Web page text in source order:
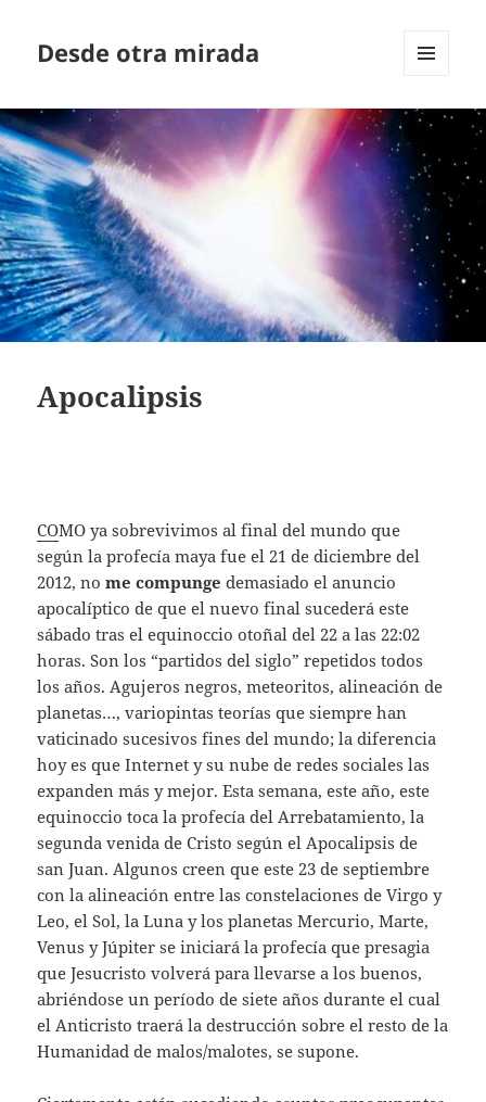
Desde otra mirada
WIDGETS
Apocalipsis
COMO ya sobrevivimos al final del mundo que
según la profecía maya fue el 21 de diciembre del
2012, nome compunge demasiado el anuncio
apocalíptico de que el nuevo final sucederá este
sábado tras el equinoccio otoñal del 22 a las 22:02
horas. Son los “partidos del siglo” repetidos todos
los años. Agujeros negros, meteoritos, alineación de
planetas…, variopintas teorías que siempre han
vaticinado sucesivos fines del mundo; la diferencia
hoy es que Internet y su nube de redes sociales las
expanden más y mejor. Esta semana, este año, este
equinoccio toca la profecía del Arrebatamiento, la
segunda venida de Cristo según el Apocalipsis de
san Juan. Algunos creen que este 23 de septiembre
con la alineación entre las constelaciones de Virgo y
Leo, el Sol, la Luna y los planetas Mercurio, Marte,
Venus y Júpiter se iniciará la profecía que presagia
que Jesucristo volverá para llevarse a los buenos,
abriéndose un período de siete años durante el cual
el Anticristo traerá la destrucción sobre el resto de la
Humanidad de malos/malotes, se supone.